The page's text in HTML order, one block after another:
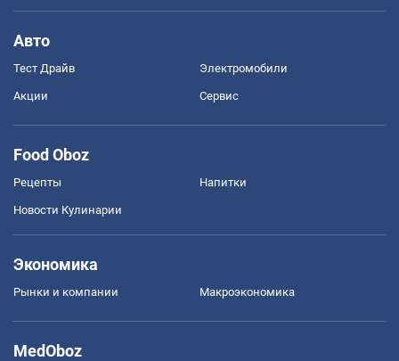
Авто
Тест Драйв Электромобили
Акции Сервис
Food Oboz
Рецепты Напитки
Новости Кулинарии
Экономика
Рынки и компании Mакроэкономика
MedOboz